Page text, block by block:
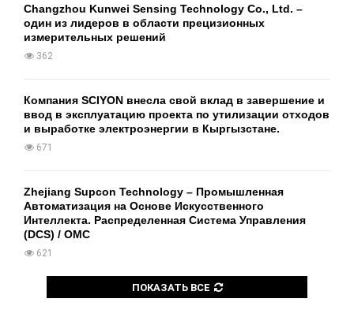
Changzhou Kunwei Sensing Technology Co., Ltd. –
один из лидеров в области прецизионных
измерительных решений
362
Компания SCIYON внесла свой вклад в завершение и
ввод в эксплуатацию проекта по утилизации отходов
и выработке электроэнергии в Кыргызстане.
671
Zhejiang Supcon Technology – Промышленная
Автоматизация на Основе Искусственного
Интеллекта. Распределенная Cистема Управления
(DCS) / OMC
621
ПОКАЗАТЬ ВСЕ